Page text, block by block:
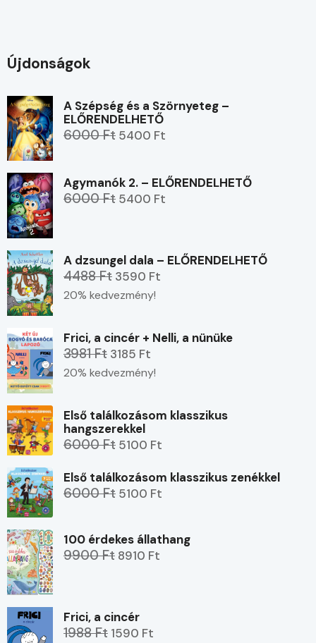
Újdonságok
A Szépség és a Szörnyeteg –
ELŐRENDELHETŐ
6000 Ft 5400 Ft
Agymanók 2. – ELŐRENDELHETŐ
6000 Ft 5400 Ft
A dzsungel dala – ELŐRENDELHETŐ
4488 Ft 3590 Ft
20% kedvezmény!
Frici, a cincér + Nelli, a nünüke
3981 Ft 3185 Ft
20% kedvezmény!
Első találkozásom klasszikus
hangszerekkel
6000 Ft 5100 Ft
Első találkozásom klasszikus zenékkel
6000 Ft 5100 Ft
100 érdekes állathang
9900 Ft 8910 Ft
Frici, a cincér
1988 Ft 1590 Ft